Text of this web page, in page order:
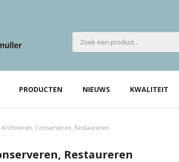
PRODUCTEN NIEUWS KWALITEIT
Archiveren, Conserveren, Restaureren
Restaureren